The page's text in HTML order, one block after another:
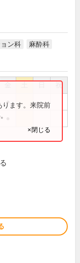
ン科 麻酔科
祝
●
ります。来院前
×閉じる